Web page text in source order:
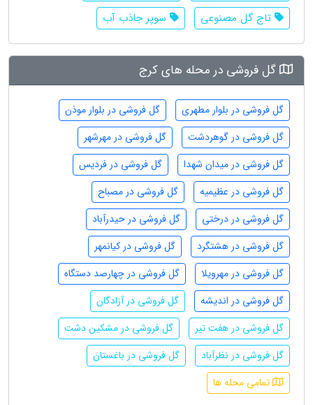
تاج گل مصنوعی
سوپر جاذب آب
گل فروشی در محله های کرج
گل فروشی در بلوار مطهری
گل فروشی در بلوار موذن
گل فروشی در گوهردشت
گل فروشی در مهرشهر
گل فروشی در میدان شهدا
گل فروشی در فردیس
گل فروشی در عظیمیه
گل فروشی در مصباح
گل فروشی در درختی
گل فروشی در حیدرآباد
گل فروشی در هشتگرد
گل فروشی در کیانمهر
گل فروشی در مهرویلا
گل فروشی در چهارصد دستگاه
گل فروشی در اندیشه
گل فروشی در آزادگان
گل فروشی در هفت تیر
گل فروشی در مشکین دشت
گل فروشی در نظرآباد
گل فروشی در باغستان
تمامی محله ها